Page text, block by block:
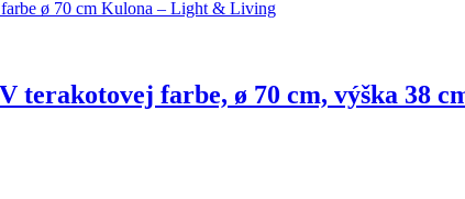
V terakotovej farbe, ø 70 cm, výška 38